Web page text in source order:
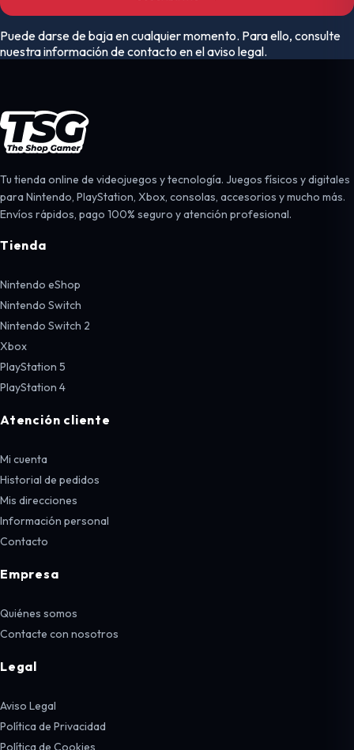
Puede darse de baja en cualquier momento. Para ello, consulte
nuestra información de contacto en el aviso legal.
Tu tienda online de videojuegos y tecnología. Juegos físicos y digitales
para Nintendo, PlayStation, Xbox, consolas, accesorios y mucho más.
Envíos rápidos, pago 100% seguro y atención profesional.
Tienda
Nintendo eShop
Nintendo Switch
Nintendo Switch 2
Xbox
PlayStation 5
PlayStation 4
Atención cliente
Mi cuenta
Historial de pedidos
Mis direcciones
Información personal
Contacto
Empresa
Quiénes somos
Contacte con nosotros
Legal
Aviso Legal
Política de Privacidad
Política de Cookies